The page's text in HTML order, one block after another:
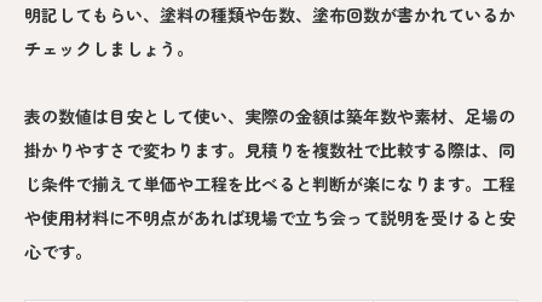
明記してもらい、塗料の種類や缶数、塗布回数が書かれているか
チェックしましょう。
表の数値は目安として使い、実際の金額は築年数や素材、足場の
掛かりやすさで変わります。見積りを複数社で比較する際は、同
じ条件で揃えて単価や工程を比べると判断が楽になります。工程
や使用材料に不明点があれば現場で立ち会って説明を受けると安
心です。